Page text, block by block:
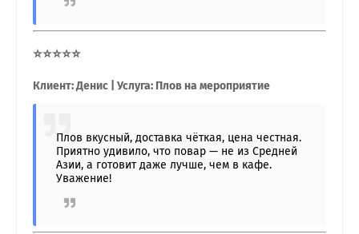
⭐⭐⭐⭐⭐
Клиент: Денис | Услуга: Плов на мероприятие
Плов вкусный, доставка чёткая, цена честная.
Приятно удивило, что повар — не из Средней
Азии, а готовит даже лучше, чем в кафе.
Уважение!